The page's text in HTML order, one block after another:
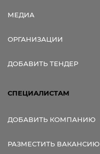
МЕДИА
ОРГАНИЗАЦИИ
ДОБАВИТЬ ТЕНДЕР
СПЕЦИАЛИСТАМ
ДОБАВИТЬ КОМПАНИЮ
РАЗМЕСТИТЬ ВАКАНСИЮ